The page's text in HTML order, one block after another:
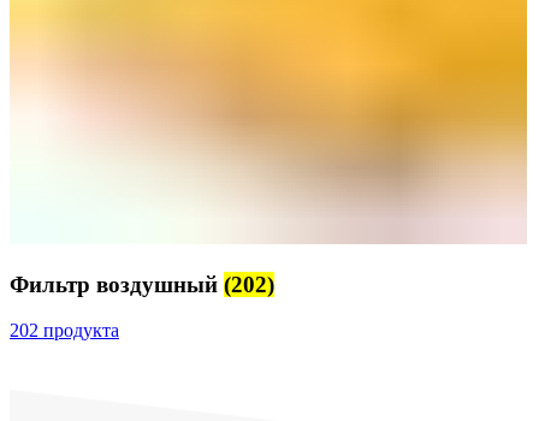
Фильтр воздушный (202)
202 продукта